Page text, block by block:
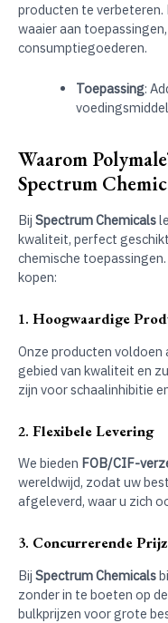
producten te
waaier aan
consumptiegoederen.
Toepassing:
Waarom
Spectrum
Bij Spectrum Chemicals
kwaliteit, perfect
chemische
kopen:
1. Hoogwaardige
Onze producten
gebied van kwaliteit en
zijn voor schaalinhibitie
2. Flexibele Levering
We bieden FOB/CIF-
wereldwijd, zodat uw
afgeleverd, waar u zich
3. Concurrerende
Bij Spectrum Chemicals
zonder in te boeten op
bulkprijzen voor grote